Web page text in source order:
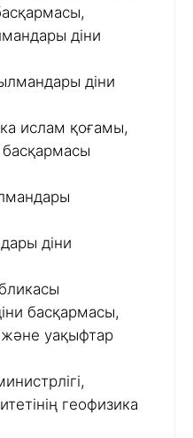
діни
діни
ислам қоғамы,
басқармасы
діни
басқармасы,
және уақыфтар
геофизика